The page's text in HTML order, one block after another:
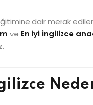
dair merak
ve En iyi İngilizce